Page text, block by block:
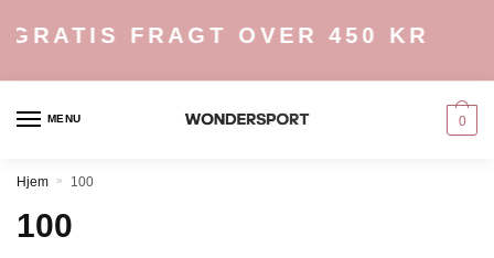
GRATIS FRAGT OVER 450 KR
MENU 0
Hjem » 100
100